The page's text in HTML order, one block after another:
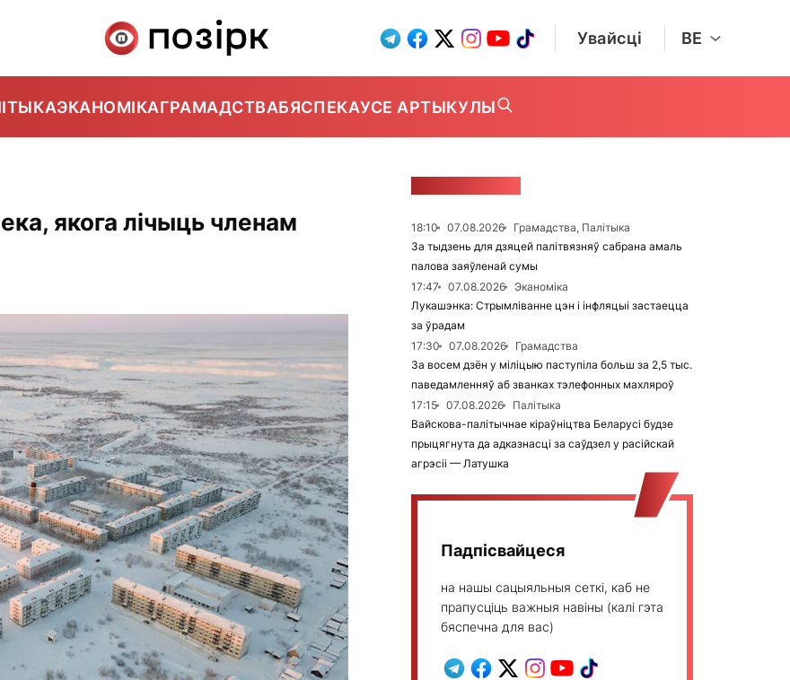
Увайсці BE
ЭКАНОМІКАГРАМАДСТВАБЯСПЕКАУСЕ АРТЫКУЛЫ
якога лічыць членам
18:10 07.08.2026
Грамадства, Палітыка
За тыдзень для дзяцей палітвязняў сабрана амаль
палова заяўленай сумы
17:47
07.08.2026
Эканоміка
Лукашэнка: Стрымліванне цэн і інфляцыі застаецца
за ўрадам
17:30
07.08.2026
Грамадства
За восем дзён у міліцыю паступіла больш за 2,5 тыс.
паведамленняў аб званках тэлефонных махляроў
17:15
07.08.2026
Палітыка
Вайскова-палітычнае кіраўніцтва Беларусі будзе
прыцягнута да адказнасці за саўдзел у расійскай
агрэсіі — Латушка
Падпісвайцеся
на нашы сацыяльныя сеткі, каб не
прапусціць важныя навіны (калі гэта
бяспечна для вас)